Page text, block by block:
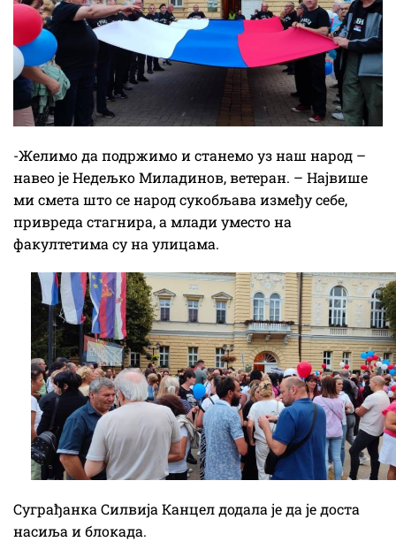
-Желимо да подржимо и станемо уз наш народ –
навео је Недељко Миладинов, ветеран. – Највише
ми смета што се народ сукобљава између себе,
привреда стагнира, а млади уместо на
факултетима су на улицама.
Суграђанка Силвија Канцел додала је да је доста
насиља и блокада.